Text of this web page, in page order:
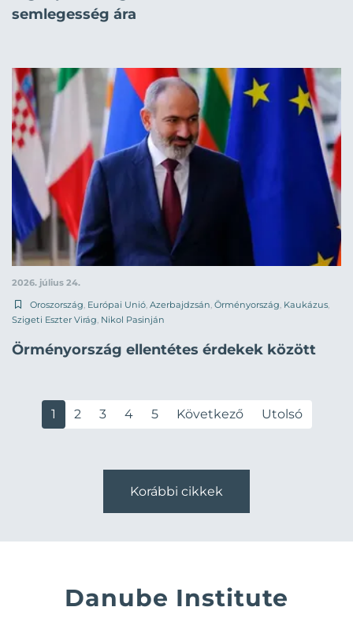
semlegesség ára
2026. július 24.
Oroszország, Európai Unió, Azerbajdzsán, Örményország, Kaukázus,
Szigeti Eszter Virág, Nikol Pasinján
Örményország ellentétes érdekek között
1 2 3 4 5 Következő Utolsó
Korábbi cikkek
Danube Institute